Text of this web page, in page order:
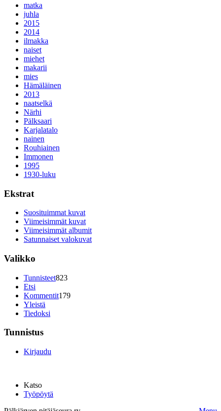
matka
juhla
2015
2014
ilmakka
naiset
miehet
makarii
mies
Hämäläinen
2013
naatselkä
Närhi
Pälksaari
Karjalatalo
nainen
Rouhiainen
Immonen
1995
1930-luku
Ekstrat
Suosituimmat kuvat
Viimeisimmät kuvat
Viimeisimmät albumit
Satunnaiset valokuvat
Valikko
Tunnisteet823
Etsi
Kommentit179
Yleistä
Tiedoksi
Tunnistus
Kirjaudu
Katso
Työpöytä